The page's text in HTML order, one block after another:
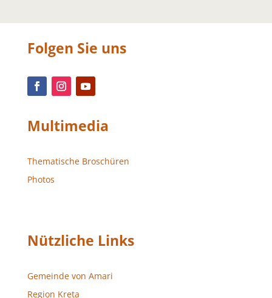
Folgen Sie uns
Multimedia
Thematische Broschüren
Photos
Nützliche Links
Gemeinde von Amari
Region Kreta